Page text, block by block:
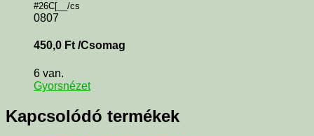
#26C[__/cs
0807
450,0 Ft /Csomag
6 van.
Gyorsnézet
Kapcsolódó termékek